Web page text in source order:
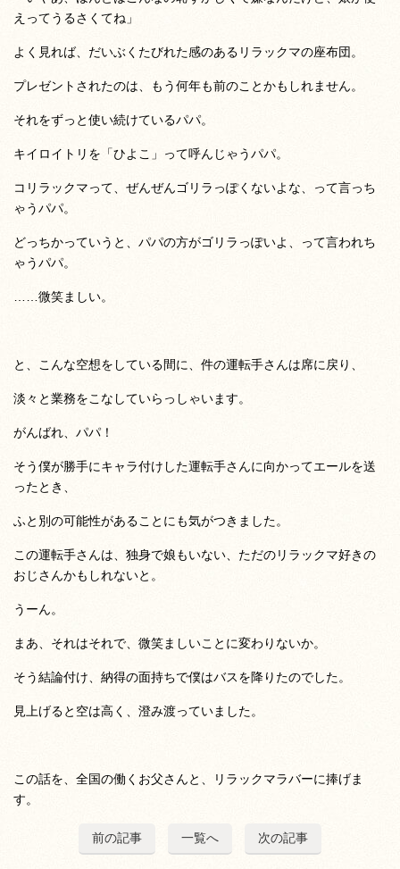
えってうるさくてね」
よく見れば、だいぶくたびれた感のあるリラックマの座布団。
プレゼントされたのは、もう何年も前のことかもしれません。
それをずっと使い続けているパパ。
キイロイトリを「ひよこ」って呼んじゃうパパ。
コリラックマって、ぜんぜんゴリラっぽくないよな、って言っち
ゃうパパ。
どっちかっていうと、パパの方がゴリラっぽいよ、って言われち
ゃうパパ。
……微笑ましい。
と、こんな空想をしている間に、件の運転手さんは席に戻り、
淡々と業務をこなしていらっしゃいます。
がんばれ、パパ！
そう僕が勝手にキャラ付けした運転手さんに向かってエールを送
ったとき、
ふと別の可能性があることにも気がつきました。
この運転手さんは、独身で娘もいない、ただのリラックマ好きの
おじさんかもしれないと。
うーん。
まあ、それはそれで、微笑ましいことに変わりないか。
そう結論付け、納得の面持ちで僕はバスを降りたのでした。
見上げると空は高く、澄み渡っていました。
この話を、全国の働くお父さんと、リラックマラバーに捧げま
す。
前の記事 一覧へ 次の記事